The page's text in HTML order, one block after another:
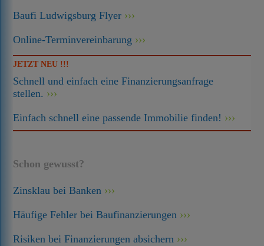
Baufi Ludwigsburg Flyer
Online-Terminvereinbarung
JETZT NEU !!!
Schnell und einfach eine Finanzierungsanfrage
stellen.
Einfach schnell eine passende Immobilie finden!
Schon gewusst?
Zinsklau bei Banken
Häufige Fehler bei Baufinanzierungen
Risiken bei Finanzierungen absichern